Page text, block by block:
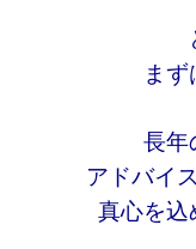
まず
長年
アドバイ
真心を込